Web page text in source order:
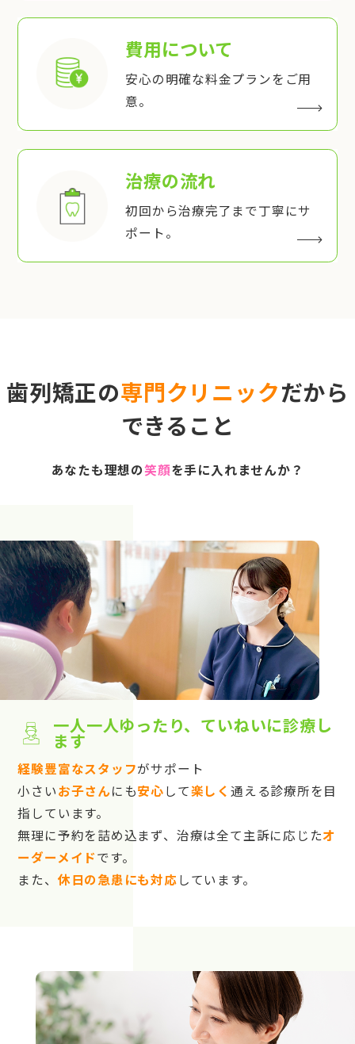
費用について
安心の明確な料金プランをご用
意。
治療の流れ
初回から治療完了まで丁寧にサ
ポート。
歯列矯正の専門クリニックだから
できること
あなたも理想の笑顔を手に入れませんか？
一人一人ゆったり、ていねいに診療し
ます
経験豊富なスタッフがサポート
小さいお子さんにも安心して楽しく 通える診療所を目
指しています。
無理に予約を詰め込まず、治療は全て主訴に応じたオ
ーダーメイドです。
また、 休日の急患にも対応しています。